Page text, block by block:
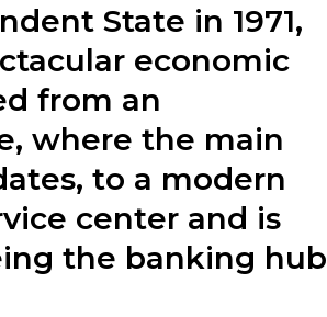
State in 1971,
economic
from an
where the main
to a modern
center and is
the banking hub